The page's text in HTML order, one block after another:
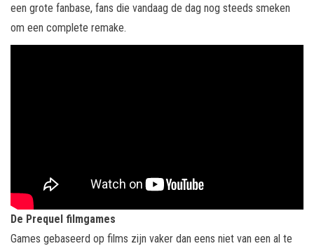
een grote fanbase, fans die vandaag de dag nog steeds smeken
om een complete remake.
De Prequel filmgames
Games gebaseerd op films zijn vaker dan eens niet van een al te